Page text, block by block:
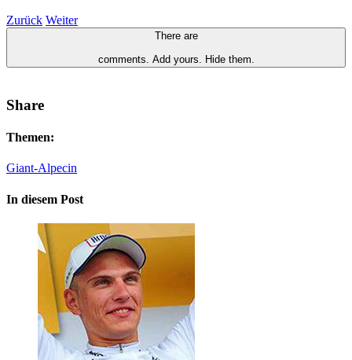
Zurück Weiter
There are
comments. Add yours. Hide them.
Share
Themen:
Giant-Alpecin
In diesem Post